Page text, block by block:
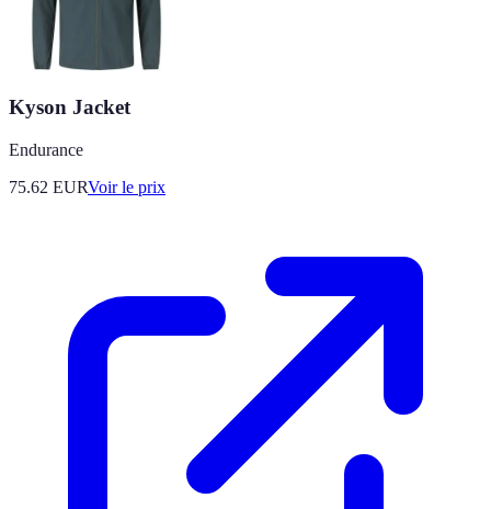
Kyson Jacket
Endurance
75.62 EURVoir le prix